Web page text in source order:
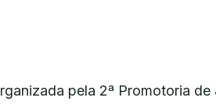
pela 2ª Promotoria de